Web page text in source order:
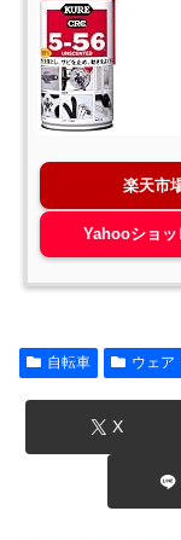
楽天市
Yahooショッ
自転車 ウェア
X